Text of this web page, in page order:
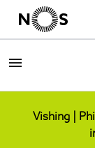
Vishing |